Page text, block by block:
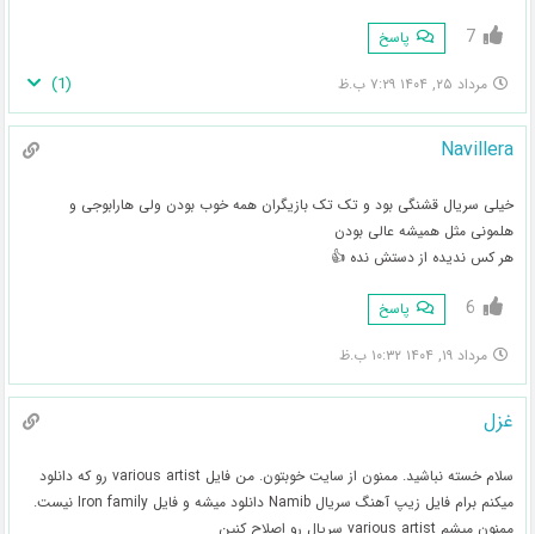
7 پاسخ
مرداد ۲۵, ۱۴۰۴ ۷:۲۹ ب.ظ (
1
)
Navillera
خیلی سریال قشنگی بود و تک تک بازیگران همه خوب بودن ولی هارابوجی و
هلمونی مثل همیشه عالی بودن
هر کس ندیده از دستش نده 👍
6 پاسخ
مرداد ۱۹, ۱۴۰۴ ۱۰:۳۲ ب.ظ
غزل
سلام خسته نباشید. ممنون از سایت خوبتون. من فایل various artist رو که دانلود
میکنم برام فایل زیپ آهنگ سریال Namib دانلود میشه و فایل Iron family نیست.
ممنون میشم various artist سریال رو اصلاح کنین